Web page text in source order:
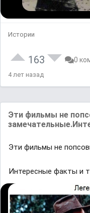
Истории
163 0
4 лет назад
Эти фильмы не
Эти фильмы не
Интересные факты и